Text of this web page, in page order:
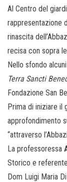
Al Centro del
rappresentazione
rinascita
recisa con sopra
Nello sfondo
Terra Sancti
Fondazione San
Prima di iniziare il
approfondimento
“attraverso
La professoressa
Storico e
Dom Luigi Maria